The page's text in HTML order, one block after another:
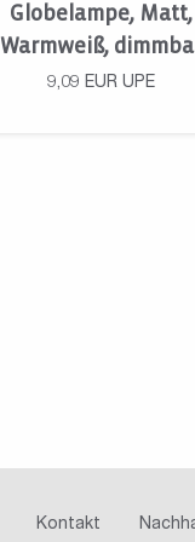
Globelampe, Matt,
Warmweiß,
9,09 EUR UPE
Kontakt